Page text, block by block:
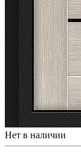
Нет в наличии